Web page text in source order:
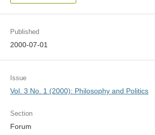
Published
2000-07-01
Issue
Vol. 3 No. 1 (2000): Philosophy and Politics
Section
Forum